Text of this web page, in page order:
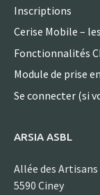
Inscriptions
Cerise Mobile –
Fonctionnalités
Module de prise
Se connecter (si
ARSIA ASBL
Allée des Artisans
5590 Ciney